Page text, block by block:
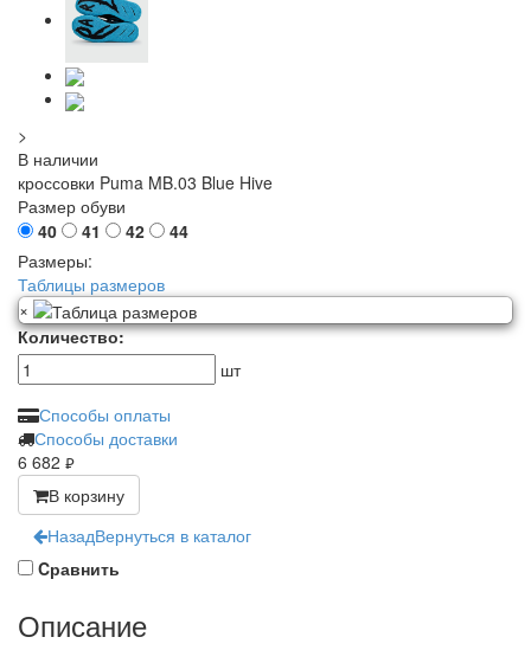
>
В наличии
кроссовки Puma MB.03 Blue Hive
Размер обуви
40
41 42
44
Размеры:
Таблицы размеров
×
Количество:
шт
Способы оплаты
Способы доставки
6 682 руб.
В корзину
НазадВернуться в каталог
Cравнить
Описание